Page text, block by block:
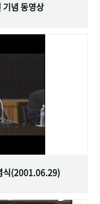
념 동영상
식(2001.06.29)